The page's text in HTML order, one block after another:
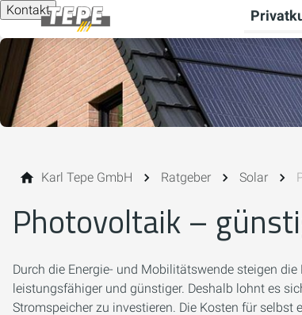
Kontakt
Karl Tepe GmbH Ratgeber Solar
Photovoltaik –
Durch die Energie- und Mobilitätswende steigen
leistungsfähiger und günstiger. Deshalb lohnt es
Stromspeicher zu investieren. Die Kosten für